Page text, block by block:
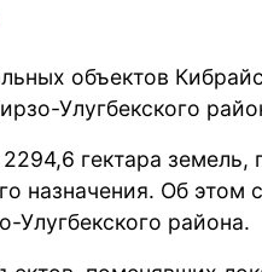
объектов
Улугбекского
гектара земель,
назначения. Об этом
района.